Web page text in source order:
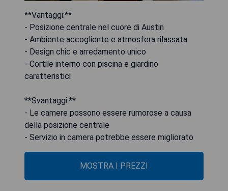
**Vantaggi:**
- Posizione centrale nel cuore di Austin
- Ambiente accogliente e atmosfera rilassata
- Design chic e arredamento unico
- Cortile interno con piscina e giardino
caratteristici
**Svantaggi:**
- Le camere possono essere rumorose a causa
della posizione centrale
- Servizio in camera potrebbe essere migliorato
MOSTRA I PREZZI